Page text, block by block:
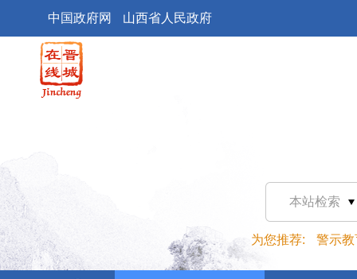
中国政府网 山西省人民政府
本站检索
为您推荐: 警示教